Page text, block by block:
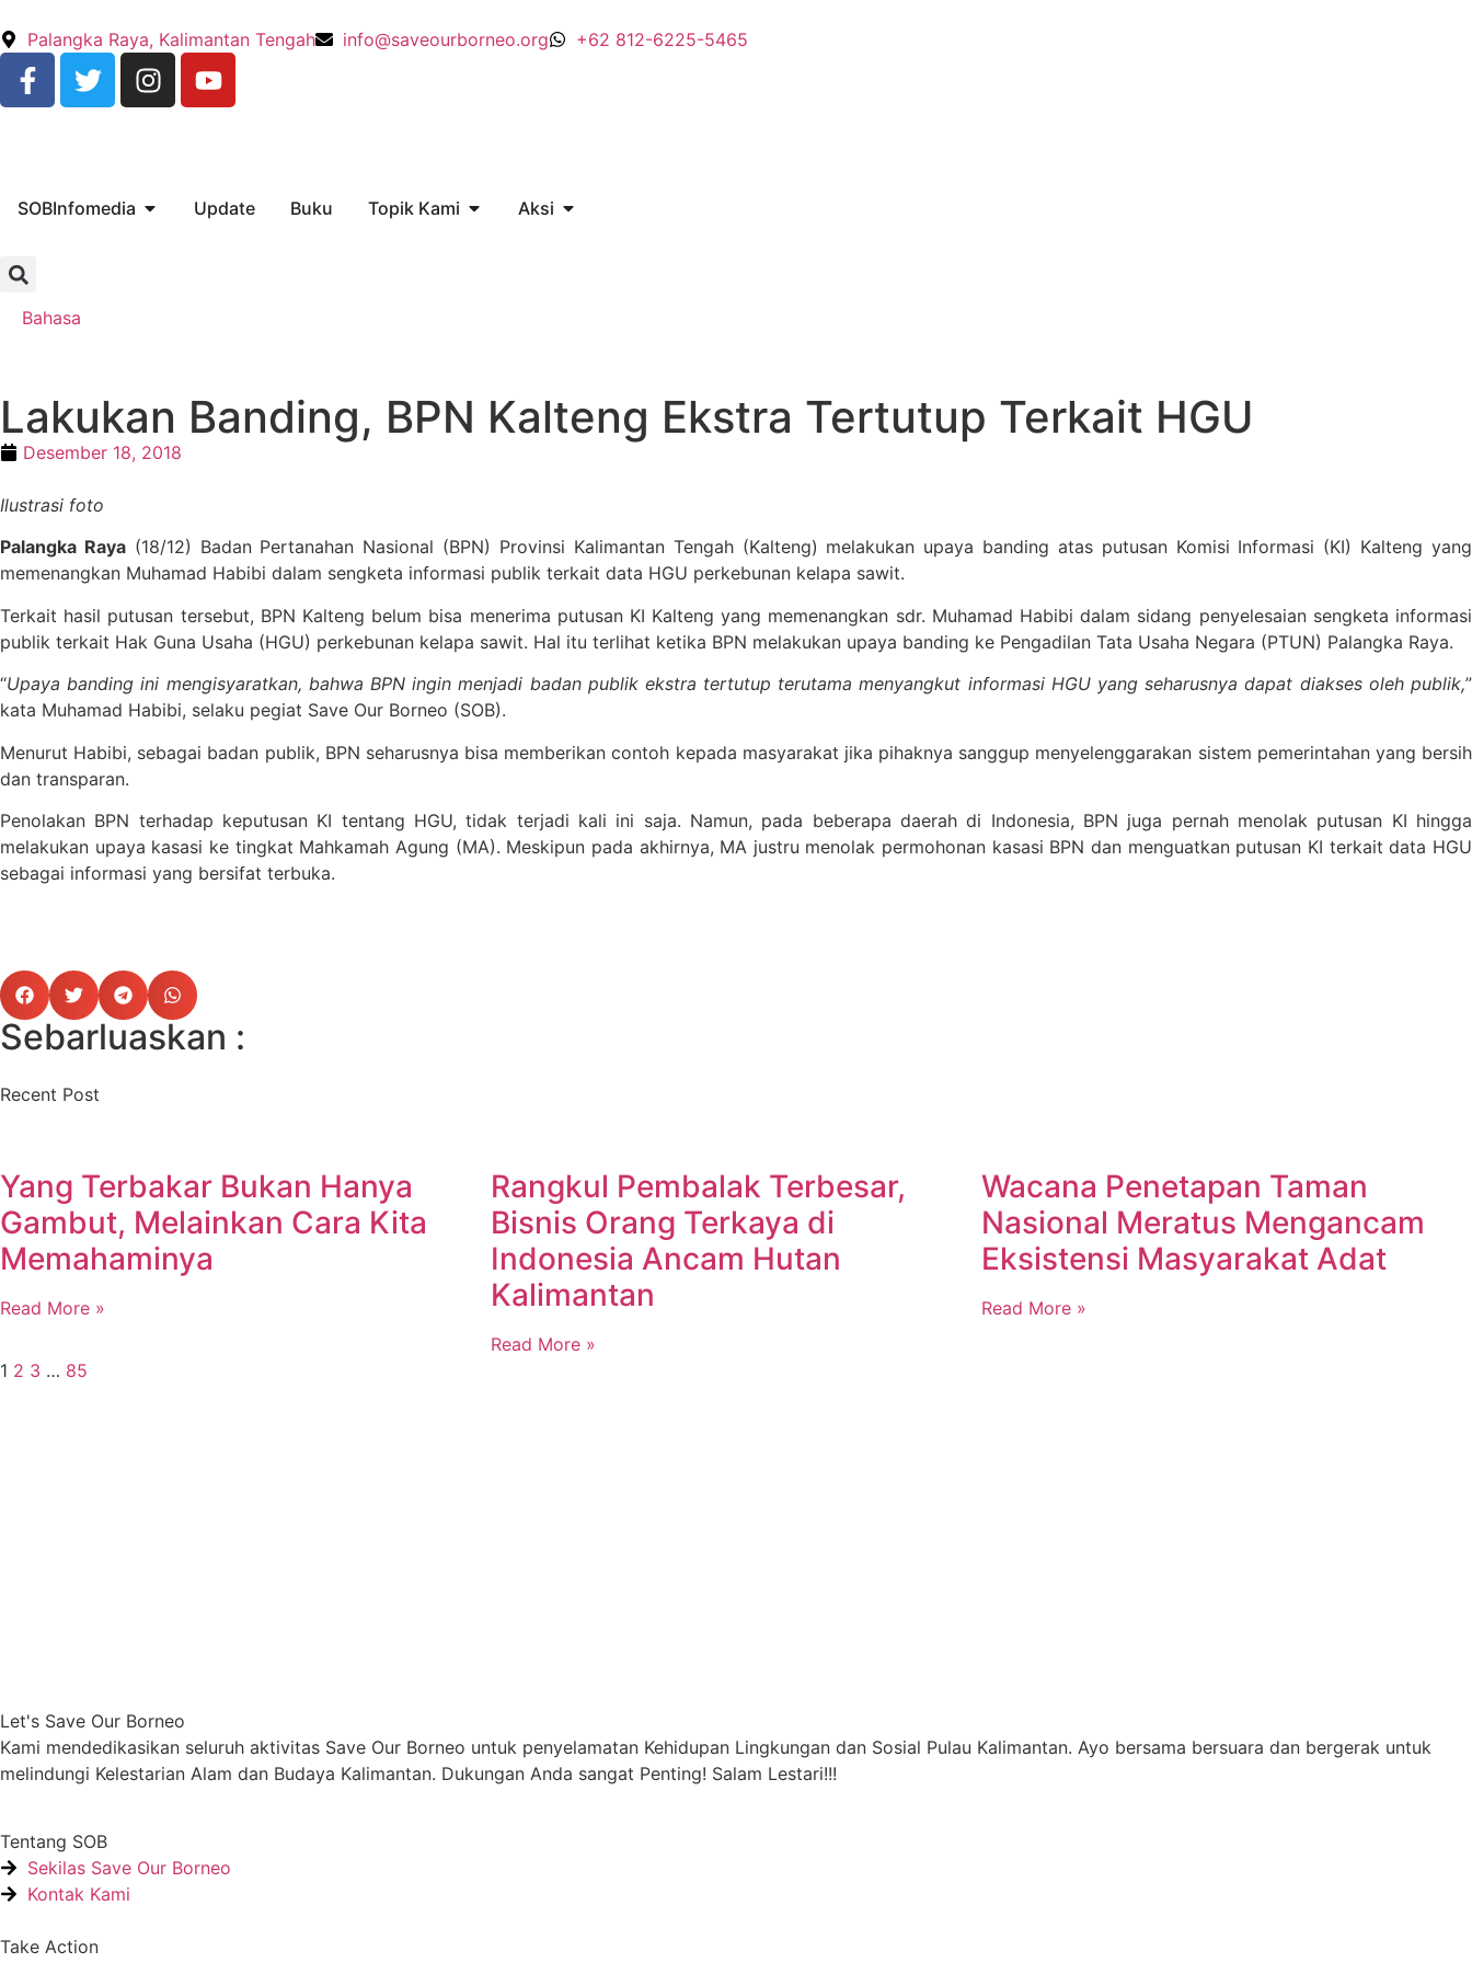
Palangka Raya, Kalimantan Tengah info@saveourborneo.org +62 812-6225-5465
SOBInfomedia Update Buku Topik Kami Aksi
Bahasa
Lakukan Banding, BPN Kalteng Ekstra Tertutup Terkait HGU
Desember 18, 2018
Ilustrasi foto
Palangka Raya(18/12) Badan Pertanahan Nasional (BPN) Provinsi Kalimantan Tengah (Kalteng) melakukan upaya banding atas putusan Komisi Informasi (KI) Kalteng yang
memenangkan Muhamad Habibi dalam sengketa informasi publik terkait data HGU perkebunan kelapa sawit.
Terkait hasil putusan tersebut, BPN Kalteng belum bisa menerima putusan KI Kalteng yang memenangkan sdr. Muhamad Habibi dalam sidang penyelesaian sengketa informasi
publik terkait Hak Guna Usaha (HGU) perkebunan kelapa sawit. Hal itu terlihat ketika BPN melakukan upaya banding ke Pengadilan Tata Usaha Negara (PTUN) Palangka Raya.
“Upaya banding ini mengisyaratkan, bahwa BPN ingin menjadi badan publik ekstra tertutup terutama menyangkut informasi HGU yang seharusnya dapat diakses oleh publik,”
kata Muhamad Habibi, selaku pegiat Save Our Borneo (SOB).
Menurut Habibi, sebagai badan publik, BPN seharusnya bisa memberikan contoh kepada masyarakat jika pihaknya sanggup menyelenggarakan sistem pemerintahan yang bersih
dan transparan.
Penolakan BPN terhadap keputusan KI tentang HGU, tidak terjadi kali ini saja. Namun, pada beberapa daerah di Indonesia, BPN juga pernah menolak putusan KI hingga
melakukan upaya kasasi ke tingkat Mahkamah Agung (MA). Meskipun pada akhirnya, MA justru menolak permohonan kasasi BPN dan menguatkan putusan KI terkait data HGU
sebagai informasi yang bersifat terbuka.
Sebarluaskan :
Recent Post
Yang Terbakar Bukan Hanya
Gambut, Melainkan Cara Kita
Memahaminya
Read More »
Rangkul Pembalak Terbesar,
Bisnis Orang Terkaya di
Indonesia Ancam Hutan
Kalimantan
Read More »
Wacana Penetapan Taman
Nasional Meratus Mengancam
Eksistensi Masyarakat Adat
Read More »
1 2 3 … 85
Let's Save Our Borneo
Kami mendedikasikan seluruh aktivitas Save Our Borneo untuk penyelamatan Kehidupan Lingkungan dan Sosial Pulau Kalimantan. Ayo bersama bersuara dan bergerak untuk
melindungi Kelestarian Alam dan Budaya Kalimantan. Dukungan Anda sangat Penting! Salam Lestari!!!
Tentang SOB
Sekilas Save Our Borneo
Kontak Kami
Take Action